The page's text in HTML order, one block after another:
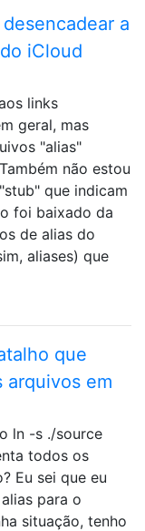
a
iCloud
links
geral, mas
"alias"
não estou
que indicam
foi baixado da
de alias do
aliases) que
que
arquivos em
ln -s ./source
todos os
Eu sei que eu
para o
situação, tenho